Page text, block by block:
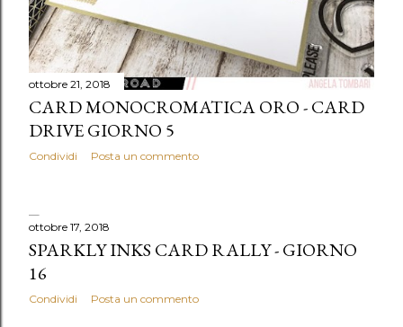
ottobre 21, 2018
CARD MONOCROMATICA ORO - CARD
DRIVE GIORNO 5
Condividi Posta un commento
ottobre 17, 2018
SPARKLY INKS CARD RALLY - GIORNO
16
Condividi Posta un commento